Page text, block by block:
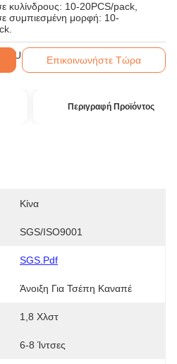
κυλίνδρους: 10-20PCS/pack,
συμπιεσμένη μορφή: 10-
Union, MoneyGram
Επικοινωνήστε Τώρα
Περιγραφή Προϊόντος
Κίνα
SGS/ISO9001
SGS.pdf
Άνοιξη Για Τσέπη Καναπέ
1,8 Χλστ
6-8 Ίντσες